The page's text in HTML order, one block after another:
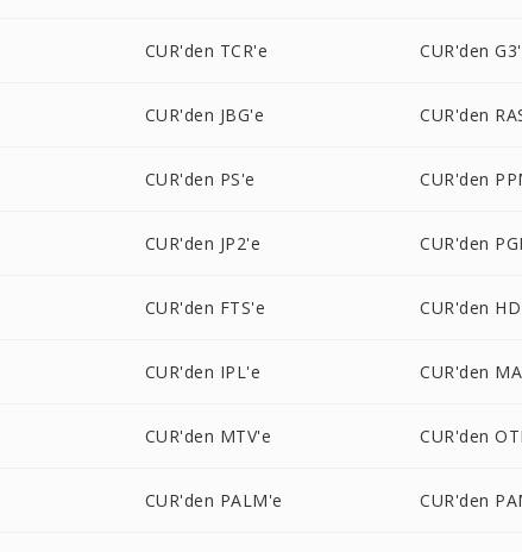
CUR'den TCR'e CUR'den
CUR'den JBG'e CUR'den
CUR'den PS'e CUR'den
CUR'den JP2'e CUR'den
CUR'den FTS'e CUR'den
CUR'den IPL'e CUR'den
CUR'den MTV'e CUR'den
CUR'den PALM'e CUR'den